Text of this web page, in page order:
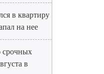
в квартиру
на нее
срочных
в